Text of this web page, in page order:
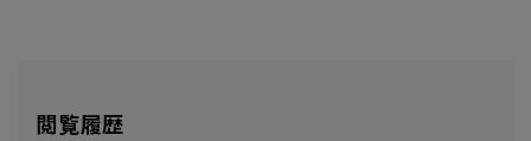
閲覧履歴